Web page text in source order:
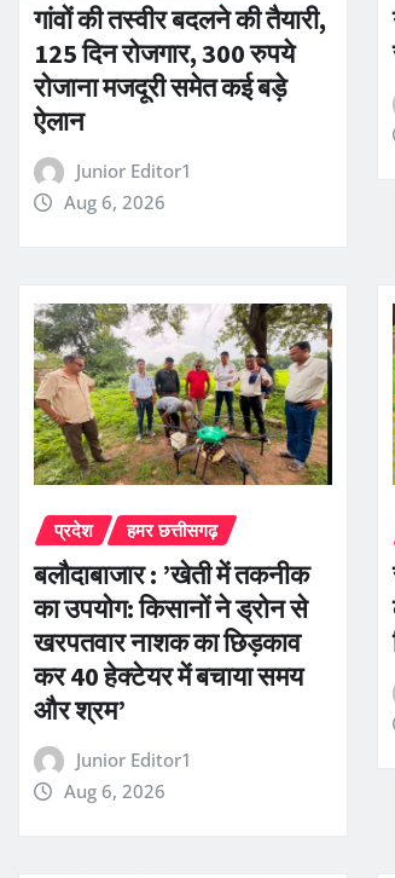
गांवों की तस्वीर बदलने की तैयारी,
125 दिन रोजगार, 300 रुपये
रोजाना मजदूरी समेत कई बड़े
ऐलान
Junior Editor1
Aug 6, 2026
प्रदेश हमर छत्तीसगढ़
बलौदाबाजार : ’खेती में तकनीक
का उपयोग: किसानों ने ड्रोन से
खरपतवार नाशक का छिड़काव
कर 40 हेक्टेयर में बचाया समय
और श्रम’
Junior Editor1
Aug 6, 2026